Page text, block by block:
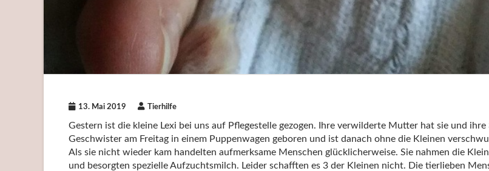
13. Mai 2019 Tierhilfe
Gestern ist die kleine Lexi bei uns auf Pflegestelle gezogen. Ihre verwilderte Mutter hat sie und ihre
Geschwister am Freitag in einem Puppenwagen geboren und ist danach ohne die Kleinen
Als sie nicht wieder kam handelten aufmerksame Menschen glücklicherweise. Sie nahmen die
und besorgten spezielle Aufzuchtsmilch. Leider schafften es 3 der Kleinen nicht. Die tierlieben